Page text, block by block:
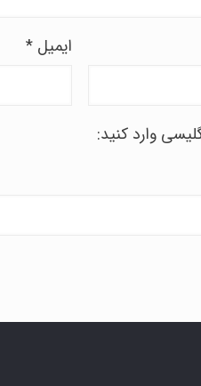
ایمیل*
وارد کنید: